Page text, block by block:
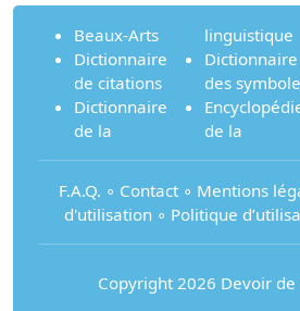
Beaux-Arts
Dictionnaire
de citations
Dictionnaire
de la
linguistique
Dictionnaire
des
de la
F.A.Q. ∘ Contact ∘ Mentions
d'utilisation∘ Politique
Copyright 2026 Devoir de